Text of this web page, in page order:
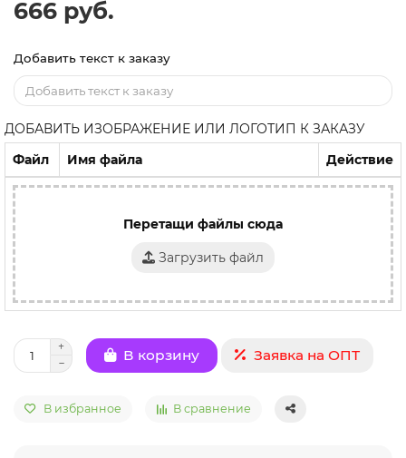
666 руб.
Добавить текст к заказу
ДОБАВИТЬ ИЗОБРАЖЕНИЕ ИЛИ ЛОГОТИП К ЗАКАЗУ
Файл
Имя файла Действие
Перетащи файлы сюда
Загрузить файл
В корзину Заявка на ОПТ
В избранное В сравнение